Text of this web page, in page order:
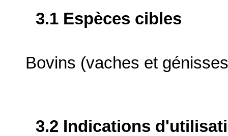
3.1 Espèces cibles
Bovins (vaches et
3.2 Indications